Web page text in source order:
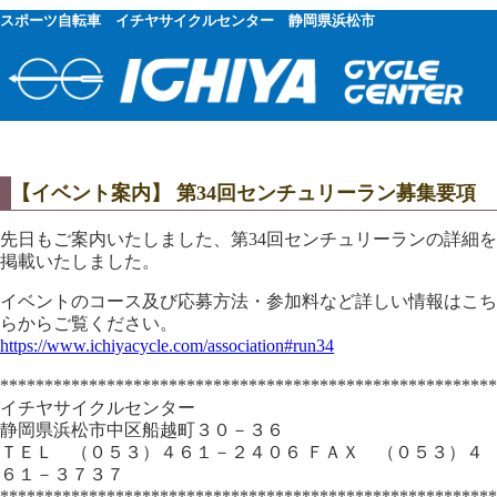
スポーツ自転車 イチヤサイクルセンター 静岡県浜松市
【イベント案内】 第34回センチュリーラン募集要項
先日もご案内いたしました、第34回センチュリーランの詳細を
掲載いたしました。
イベントのコース及び応募方法・参加料など詳しい情報はこち
らからご覧ください。
https://www.ichiyacycle.com/association#run34
イチヤサイクルセンター
静岡県浜松市中区船越町３０－３６
ＴＥＬ （０５３）４６１－２４０６ ＦＡＸ （０５３）４
６１－３７３７